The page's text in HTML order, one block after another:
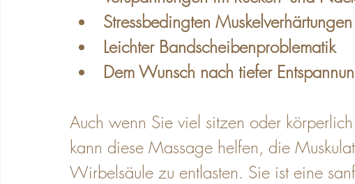
Stressbedingten Muskelverhärtungen
Leichter Bandscheibenproblematik
Dem Wunsch nach tiefer
Auch wenn Sie viel sitzen oder
kann diese Massage helfen, die
Wirbelsäule zu entlasten. Sie ist eine